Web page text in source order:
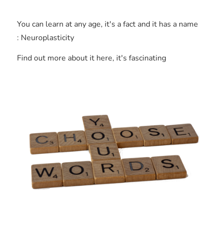
You can learn at any age, it's a fact and it has a name
: Neuroplasticity
Find out more about it here, it's fascinating